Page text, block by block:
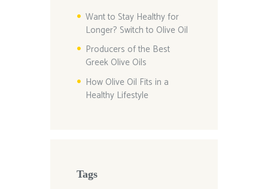
Want to Stay Healthy for
Longer? Switch to Olive Oil
Producers of the Best
Greek Olive Oils
How Olive Oil Fits in a
Healthy Lifestyle
Tags